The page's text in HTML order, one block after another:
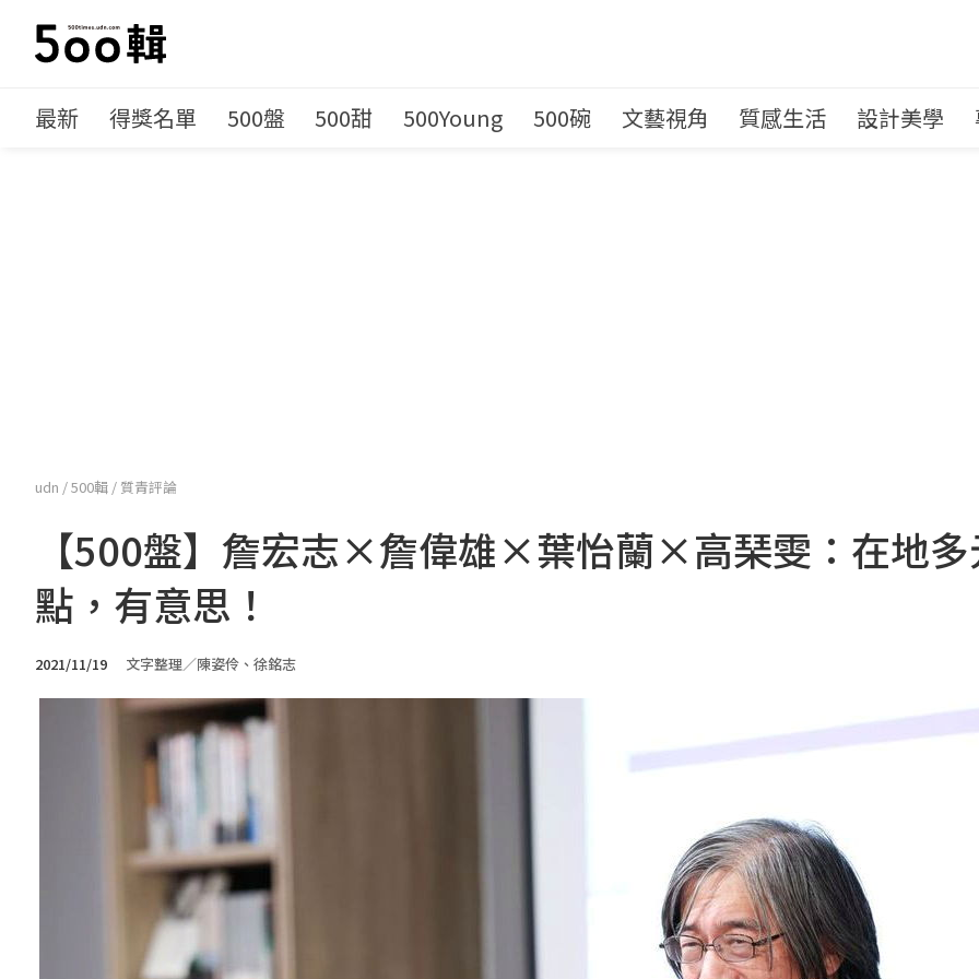
最新 得獎名單 500盤 500甜 500Young 500碗 文藝視角 質感生活 設計美學
udn /500輯 / 質青評論
【500盤】詹宏志×詹偉雄×葉怡蘭×高琹雯：在地
點，有意思！
2021/11/19 文字整理／陳姿伶、徐銘志